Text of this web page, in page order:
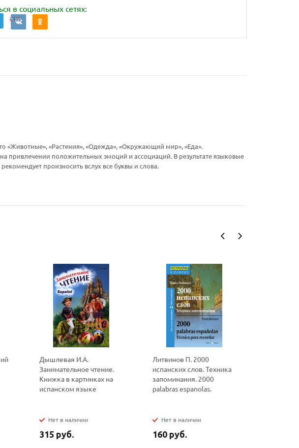
в социальных сетях:
«Животные», «Растения», «Одежда», «Окружающий мир», «Еда».
привлечении положительных эмоций и ассоциаций. В результате языковые
произносить вслух все буквы и слова.
Дышлевая И.А.
Занимательное чтение.
Книжка в картинках на
испанском языке
Нет в наличии
315 руб.
Литвинов П. 2000
испанских слов. Техника
запоминания. 2000
palabras espanolas.
Нет в наличии
160 руб.
политикой
политикой